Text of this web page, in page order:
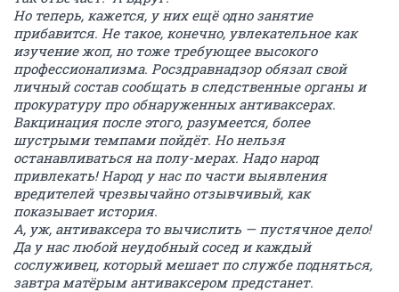
Но теперь, кажется, у них ещё одно занятие
прибавится. Не такое, конечно, увлекательное как
изучение жоп, но тоже требующее высокого
профессионализма. Росздравнадзор обязал свой
личный состав сообщать в следственные органы и
прокуратуру про обнаруженных антиваксерах.
Вакцинация после этого, разумеется, более
шустрыми темпами пойдёт. Но нельзя
останавливаться на полу-мерах. Надо народ
привлекать! Народ у нас по части выявления
вредителей чрезвычайно отзывчивый, как
показывает история.
А, уж, антиваксера то вычислить — пустячное дело!
Да у нас любой неудобный сосед и каждый
сослуживец, который мешает по службе подняться,
завтра матёрым антиваксером предстанет.